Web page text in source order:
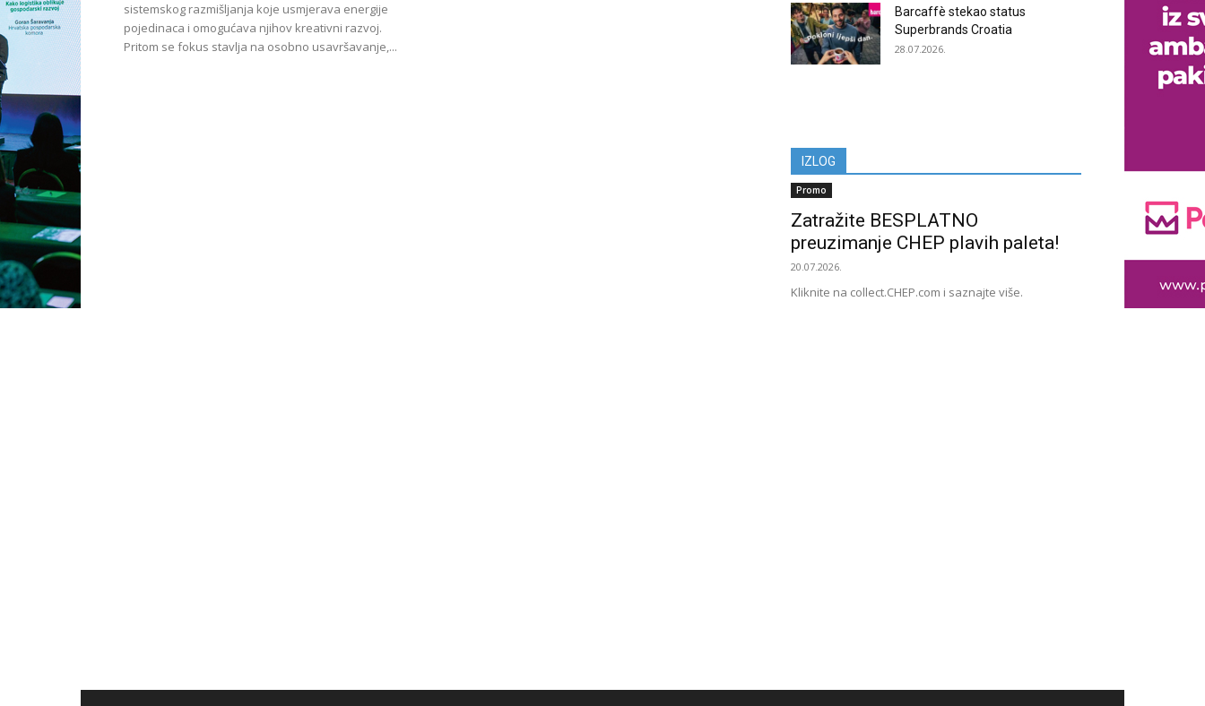
sistemskog razmišljanja koje usmjerava energije
pojedinaca i omogućava njihov kreativni razvoj.
Pritom se fokus stavlja na osobno usavršavanje,...
Barcaffè stekao status
Superbrands Croatia
28.07.2026.
IZLOG
Promo
Zatražite BESPLATNO
preuzimanje CHEP plavih paleta!
20.07.2026.
Kliknite na collect.CHEP.com i saznajte više.